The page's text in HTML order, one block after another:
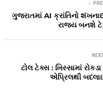
ગુજરાતમાં AI ક્રાંતિનો
રાજ્ય બનશે
ટોલ ટેક્સ : ખિસ્સામાં
એપ્રિલથી